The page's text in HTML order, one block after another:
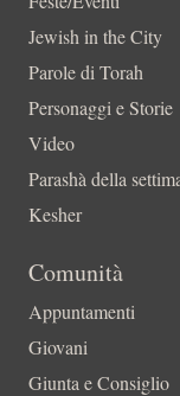
Jewish in the City
Parole di Torah
Personaggi e Storie
Video
Parashà della
Kesher
Comunità
Appuntamenti
Giovani
Giunta e Consiglio